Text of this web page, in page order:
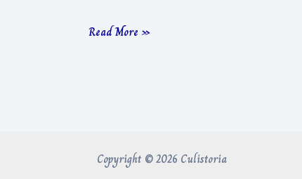
去
Read More »
Copyright © 2026 Culistoria